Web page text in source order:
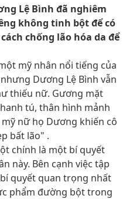
Lệ Bình đã nghiêm
không tinh bột để có
chống lão hóa da để
mỹ nhân nổi tiếng của
Dương Lệ Bình vẫn
thiếu nữ. Gương mặt
tú, thân hình mảnh
nữ họ Dương khiến cô
bất lão" .
chính là một bí quyết
này. Bên cạnh việc tập
quyết quan trọng nhất
phẩm đường bột trong